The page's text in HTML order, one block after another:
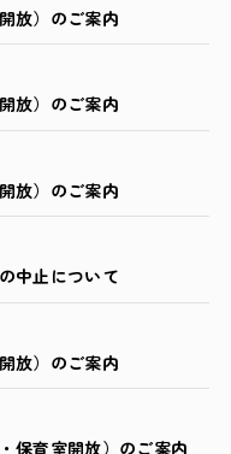
放）のご案内
放）のご案内
放）のご案内
中止について
放）のご案内
保育室開放）のご案内